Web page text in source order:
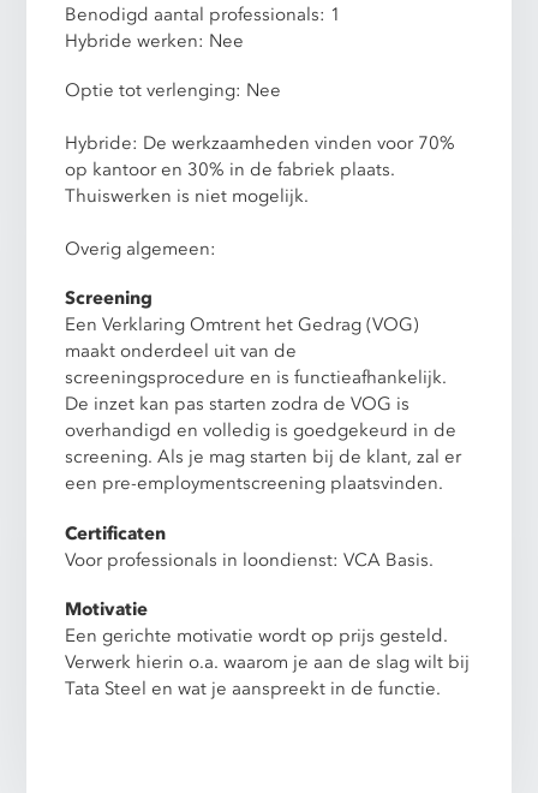
Benodigd aantal professionals: 1
Hybride werken: Nee
Optie tot verlenging: Nee
Hybride: De werkzaamheden vinden voor 70%
op kantoor en 30% in de fabriek plaats.
Thuiswerken is niet mogelijk.
Overig algemeen:
Screening
Een Verklaring Omtrent het Gedrag (VOG)
maakt onderdeel uit van de
screeningsprocedure en is functieafhankelijk.
De inzet kan pas starten zodra de VOG is
overhandigd en volledig is goedgekeurd in de
screening. Als je mag starten bij de klant, zal er
een pre-employmentscreening plaatsvinden.
Certificaten
Voor professionals in loondienst: VCA Basis.
Motivatie
Een gerichte motivatie wordt op prijs gesteld.
Verwerk hierin o.a. waarom je aan de slag wilt bij
Tata Steel en wat je aanspreekt in de functie.